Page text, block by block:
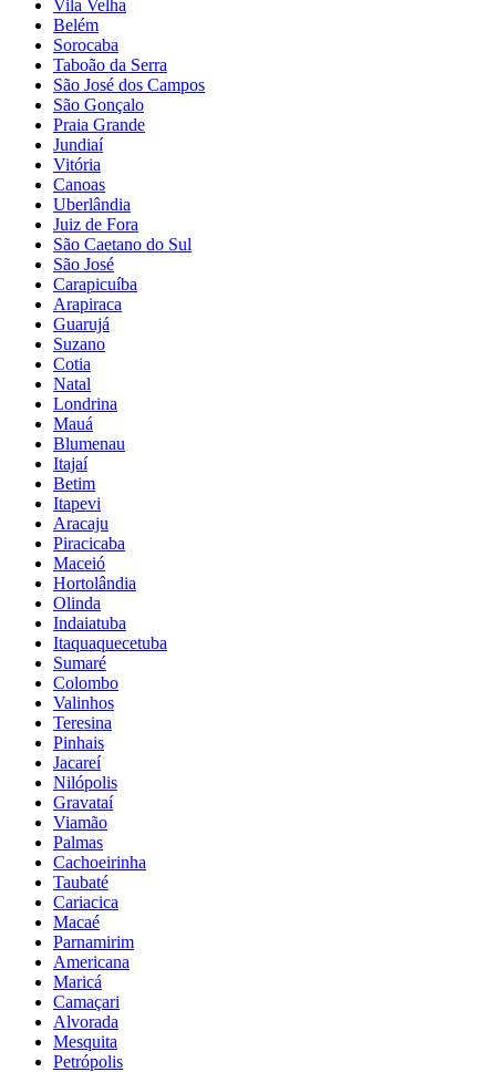
Vila Velha
Belém
Sorocaba
Taboão da Serra
São José dos Campos
São Gonçalo
Praia Grande
Jundiaí
Vitória
Canoas
Uberlândia
Juiz de Fora
São Caetano do Sul
São José
Carapicuíba
Arapiraca
Guarujá
Suzano
Cotia
Natal
Londrina
Mauá
Blumenau
Itajaí
Betim
Itapevi
Aracaju
Piracicaba
Maceió
Hortolândia
Olinda
Indaiatuba
Itaquaquecetuba
Sumaré
Colombo
Valinhos
Teresina
Pinhais
Jacareí
Nilópolis
Gravataí
Viamão
Palmas
Cachoeirinha
Taubaté
Cariacica
Macaé
Parnamirim
Americana
Maricá
Camaçari
Alvorada
Mesquita
Petrópolis